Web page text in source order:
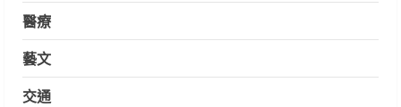
醫療
藝文
交通